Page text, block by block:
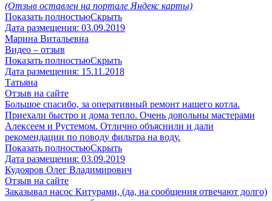
(Отзыв оставлен на портале Яндекс карты)
Показать полностьюСкрыть
Дата размещения: 03.09.2019
Марина Витальевна
Видео – отзыв
Показать полностьюСкрыть
Дата размещения: 15.11.2018
Татьяна
Отзыв на сайте
Большое спасибо, за оперативный ремонт нашего котла.
Приехали быстро и дома тепло. Очень довольны мастерами
Алексеем и Рустемом. Отлично объяснили и дали
рекомендации по поводу фильтра на воду.
Показать полностьюСкрыть
Дата размещения: 03.09.2019
Кудояров Олег Владимирович
Отзыв на сайте
Заказывал насос Китурами, (да, на сообщения отвечают долго)